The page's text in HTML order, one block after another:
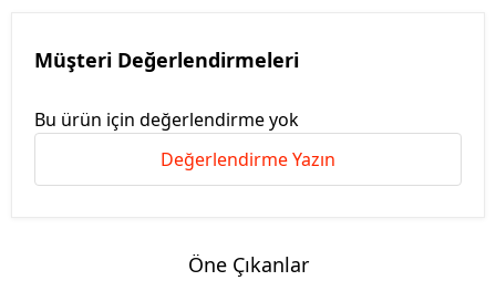
Müşteri Değerlendirmeleri
Bu ürün için değerlendirme yok
Değerlendirme Yazın
Öne Çıkanlar